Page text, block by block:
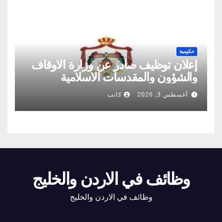
حكومية
إعلان توظيف صادر عن وزارة الاوقاف
والشؤون والمقدسات الاسلامية
أغسطس 3, 2026 كاتب
وظائف في الاردن والخليج
وظائف في الاردن والخليج